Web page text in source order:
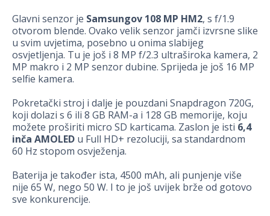
Glavni senzor je Samsungov 108 MP HM2, s f/1.9
otvorom blende. Ovako velik senzor jamči izvrsne slike
u svim uvjetima, posebno u onima slabijeg
osvjetljenja. Tu je još i 8 MP f/2.3 ultraširoka kamera, 2
MP makro i 2 MP senzor dubine. Sprijeda je još 16 MP
selfie kamera.
Pokretački stroj i dalje je pouzdani Snapdragon 720G,
koji dolazi s 6 ili 8 GB RAM-a i 128 GB memorije, koju
možete proširiti micro SD karticama. Zaslon je isti 6,4
inča AMOLED u Full HD+ rezoluciji, sa standardnom
60 Hz stopom osvježenja.
Baterija je također ista, 4500 mAh, ali punjenje više
nije 65 W, nego 50 W. I to je još uvijek brže od gotovo
sve konkurencije.